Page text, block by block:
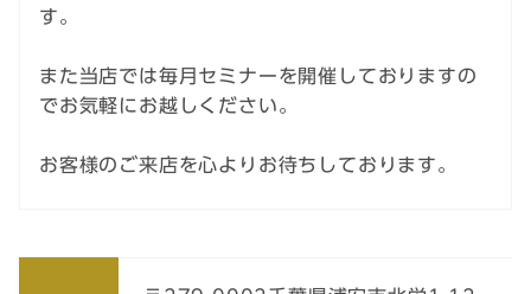
す。
また当店では毎月セミナーを開催しておりますの
でお気軽にお越しください。
お客様のご来店を心よりお待ちしております。